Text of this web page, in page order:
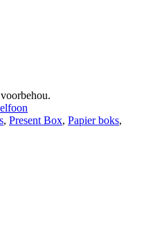
, Present Box, Papier boks,